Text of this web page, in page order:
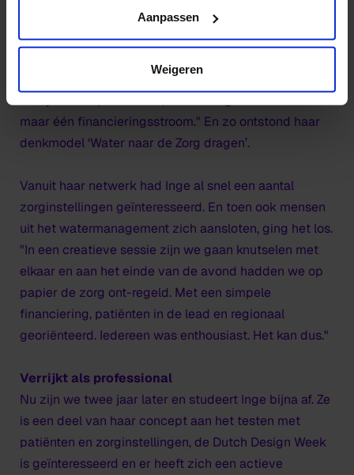
Aanpassen
Weigeren
heeft. "Waar de zorg complex en top-down
georganiseerd is met de professionals en patiënten
het roer. Die mensen spreken allemaal dezelfde taal.
maar één financieringsstroom." En zo ontstond haar
denkmodel ‘Water naar de Zorg dragen’.
Vanuit haar netwerk had Inge al snel een aantal
zorginstellingen geïnteresseerd. En toen ook mensen
uit het watermanagement zich aansloten, ging het los.
"In een creatieve sessie zijn we gaan knutselen met
elkaar en aan het einde van de avond hadden we op
papier de zorg ont-regeld. Met een simpele
financiering, patiënten in de lead en regionaal
georiënteerd. Iedereen was enthousiast. Het kan dus."
Verrijkt als professional
Nu zijn we twee jaar later en studeert Inge bijna af. Ze
is een deel van haar concept aan het testen met
patiënten en zorginstellingen, de Dutch Design Week
is geïnteresseerd en er heeft zich een actieve